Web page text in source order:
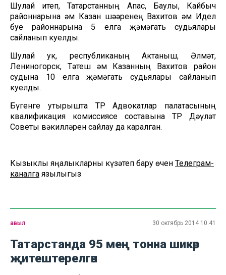
Шулай итеп, Татарстанның Апас, Баулы, Кайбыч
районнарына һәм Казан шәһәренең Вахитов һәм Идел
буе районнарына 5 елга җәмәгать судьялары
сайланып куелды.
Шулай ук, республиканың Актаныш, Әлмәт,
Лениногорск, Тәтеш һәм Казанның Вахитов район
судына 10 елга җәмәгать судьялары сайланып
куелды.
Бүгенге утырышта ТР Адвокатлар палатасының
квалификация комиссиясе составына ТР Дәүләт
Советы вәкилләрен сайлау да каралган.
Кызыклы яңалыкларны күзәтеп бару өчен Телеграм-
каналга язылыгыз
авыл 30 октябрь 2014 10:41
Татарстанда 95 мең тонна шикәр
җитештерелгән